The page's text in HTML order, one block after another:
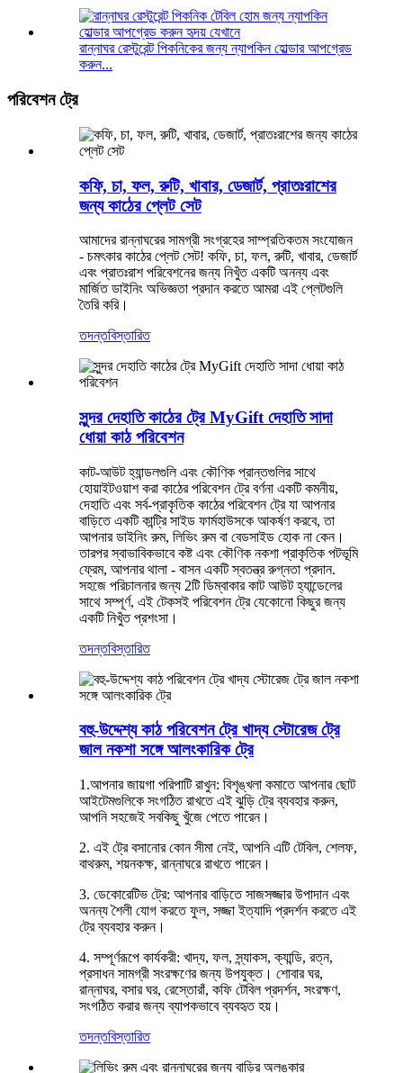
রান্নাঘর রেস্টুরেন্ট পিকনিকের জন্য ন্যাপকিন হোল্ডার আপগ্রেড
করুন...
পরিবেশন ট্রে
কফি, চা, ফল, রুটি, খাবার, ডেজার্ট, প্রাতঃরাশের
জন্য কাঠের প্লেট সেট
আমাদের রান্নাঘরের সামগ্রী সংগ্রহের সাম্প্রতিকতম সংযোজন
- চমৎকার কাঠের প্লেট সেট! কফি, চা, ফল, রুটি, খাবার, ডেজার্ট
এবং প্রাতঃরাশ পরিবেশনের জন্য নিখুঁত একটি অনন্য এবং
মার্জিত ডাইনিং অভিজ্ঞতা প্রদান করতে আমরা এই প্লেটগুলি
তৈরি করি।
তদন্তবিস্তারিত
সুন্দর দেহাতি কাঠের ট্রে MyGift দেহাতি সাদা
ধোয়া কাঠ পরিবেশন
কাট-আউট হ্যান্ডলগুলি এবং কৌণিক প্রান্তগুলির সাথে
হোয়াইটওয়াশ করা কাঠের পরিবেশন ট্রে বর্ণনা একটি কমনীয়,
দেহাতি এবং সর্ব-প্রাকৃতিক কাঠের পরিবেশন ট্রে যা আপনার
বাড়িতে একটি কান্ট্রি সাইড ফার্মহাউসকে আকর্ষণ করবে, তা
আপনার ডাইনিং রুম, লিভিং রুম বা বেডসাইড হোক না কেন।
তারপর স্বাভাবিকভাবে কষ্ট এবং কৌণিক নকশা প্রাকৃতিক পটভূমি
ফ্রেম, আপনার থালা - বাসন একটি স্বতন্ত্র রুগ্নতা প্রদান.
সহজে পরিচালনার জন্য 2টি ডিম্বাকার কাট আউট হ্যান্ডেলের
সাথে সম্পূর্ণ, এই টেকসই পরিবেশন ট্রে যেকোনো কিছুর জন্য
একটি নিখুঁত প্রশংসা।
তদন্তবিস্তারিত
বহু-উদ্দেশ্য কাঠ পরিবেশন ট্রে খাদ্য স্টোরেজ ট্রে
জাল নকশা সঙ্গে আলংকারিক ট্রে
1.আপনার জায়গা পরিপাটি রাখুন: বিশৃঙ্খলা কমাতে আপনার ছোট
আইটেমগুলিকে সংগঠিত রাখতে এই ঝুড়ি ট্রে ব্যবহার করুন,
আপনি সহজেই সবকিছু খুঁজে পেতে পারেন।
2. এই ট্রে বসানোর কোন সীমা নেই, আপনি এটি টেবিল, শেলফ,
বাথরুম, শয়নকক্ষ, রান্নাঘরে রাখতে পারেন।
3. ডেকোরেটিভ ট্রে: আপনার বাড়িতে সাজসজ্জার উপাদান এবং
অনন্য শৈলী যোগ করতে ফুল, সজ্জা ইত্যাদি প্রদর্শন করতে এই
ট্রে ব্যবহার করুন।
4. সম্পূর্ণরূপে কার্যকরী: খাদ্য, ফল, স্ন্যাকস, ক্যান্ডি, রত্ন,
প্রসাধন সামগ্রী সংরক্ষণের জন্য উপযুক্ত। শোবার ঘর,
রান্নাঘর, বসার ঘর, রেস্তোরাঁ, কফি টেবিল প্রদর্শন, সংরক্ষণ,
সংগঠিত করার জন্য ব্যাপকভাবে ব্যবহৃত হয়।
তদন্তবিস্তারিত